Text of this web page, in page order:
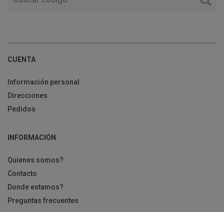
CUENTA
Información personal
Direcciones
Pedidos
INFORMACIÓN
Quienes somos?
Contacto
Donde estamos?
Preguntas frecuentes